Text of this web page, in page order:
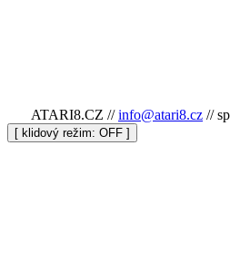
ATARI8.CZ // info@atari8.cz //
[ klidový režim: ]